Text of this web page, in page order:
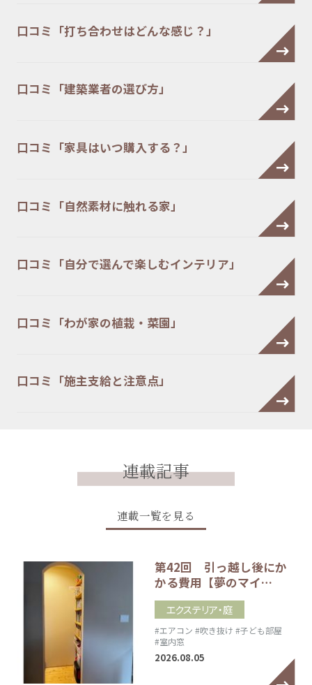
口コミ「打ち合わせはどんな感じ？」
口コミ「建築業者の選び方」
口コミ「家具はいつ購入する？」
口コミ「自然素材に触れる家」
口コミ「自分で選んで楽しむインテリア」
口コミ「わが家の植栽・菜園」
口コミ「施主支給と注意点」
連載記事
連載一覧を見る
第42回 引っ越し後にか
かる費用【夢のマイ…
エクステリア・庭
#エアコン #吹き抜け #子ども部屋
#室内窓
2026.08.05